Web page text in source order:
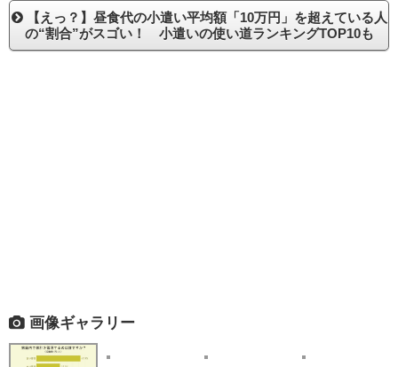
【えっ？】昼食代の小遣い平均額「10万円」を超えている人
の“割合”がスゴい！ 小遣いの使い道ランキングTOP10も
画像ギャラリー